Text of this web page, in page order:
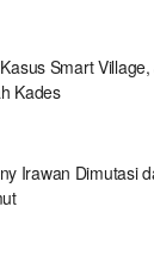
Smart
Kades
Irawan Dimutasi